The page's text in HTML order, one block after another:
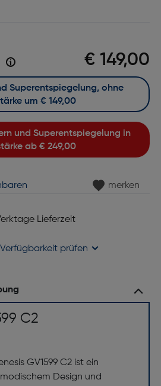
€ 149,00
ab € 249,00
um € 149,00
merken
Lieferzeit
Verfügbarkeit prüfen
C2
GV1599 C2 ist ein
Design und